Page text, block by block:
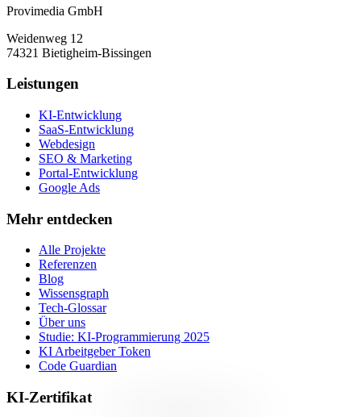
Provimedia GmbH
Weidenweg 12
74321 Bietigheim-Bissingen
Leistungen
KI-Entwicklung
SaaS-Entwicklung
Webdesign
SEO & Marketing
Portal-Entwicklung
Google Ads
Mehr entdecken
Alle Projekte
Referenzen
Blog
Wissensgraph
Tech-Glossar
Über uns
Studie: KI-Programmierung 2025
KI Arbeitgeber Token
Code Guardian
KI-Zertifikat